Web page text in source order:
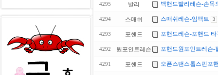
4295 발리 백핸드발리레슨-손목
4294 스매쉬 스매쉬레슨-임팩트 3
4293 포핸드 포핸드레슨-포핸드
4292 원포인트레슨 포핸드원포인트레슨-
4291 포핸드 오픈스탠스톱스핀포